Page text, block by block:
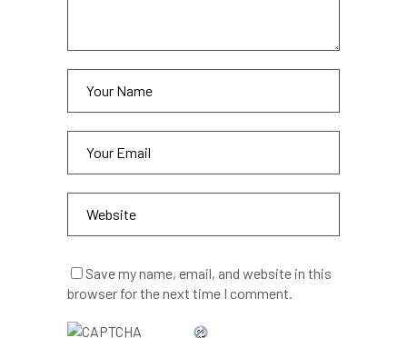
Save my name, email, and website in this
browser for the next time I comment.